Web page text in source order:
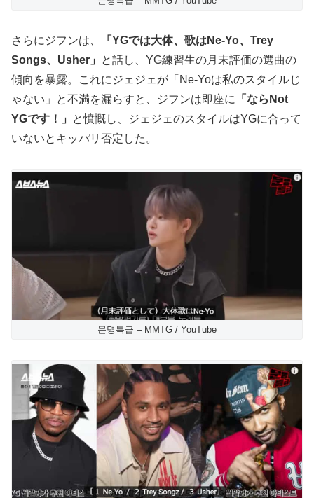
さらにジフンは、
「YGでは大体、歌はNe-Yo、Trey
Songs、Usher」
と話し、YG練習生の月末評価の選曲の
傾向を暴露。これにジェジェが「Ne-Yoは私のスタイルじ
ゃない」と不満を漏らすと、ジフンは即座に
「ならNot
YGです！」
と憤慨し、ジェジェのスタイルはYGに合って
いないとキッパリ否定した。
문명특급 – MMTG / YouTube